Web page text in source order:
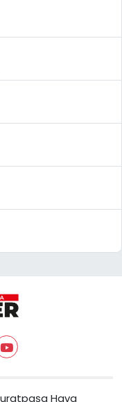
Hava